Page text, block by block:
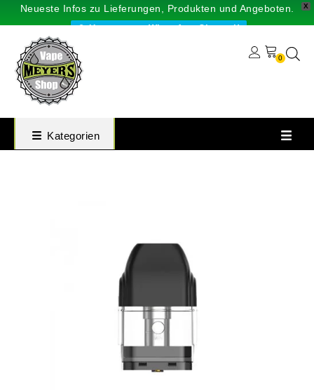
X
Neueste Infos zu Lieferungen, Produkten und Angeboten.
Unser neuer WhatsApp-Channel!
0
Kategorien